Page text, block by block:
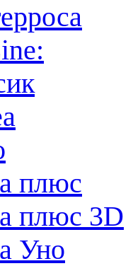
плюс
плюс 3D
Уно